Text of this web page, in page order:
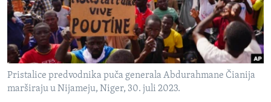
MAGAZIN
O GLASU AMERIKE
Learning English
PRATITE NAS
Pristalice predvodnika puča generala Abdurahmane Čianija
marširaju u Nijameju, Niger, 30. juli 2023.